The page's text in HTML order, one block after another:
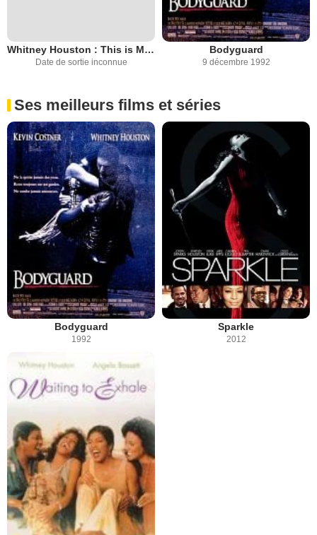
Whitney Houston : This is My Life
Date de sortie inconnue
Bodyguard
9 décembre 1992
Ses meilleurs films et séries
Bodyguard
1992
Sparkle
2012